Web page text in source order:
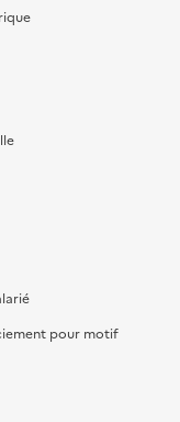
pour motif